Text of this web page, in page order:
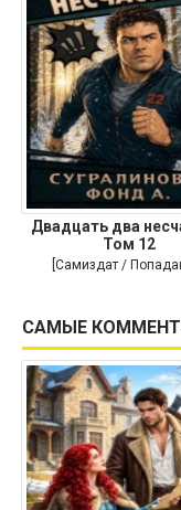
Двадцать два
Том 12
[Самиздат /
САМЫЕ